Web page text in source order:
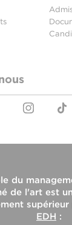
du
de l'artest
EDH :